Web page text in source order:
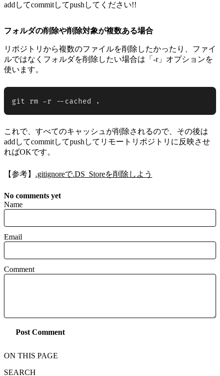
addしてcommitしてpushしてください!!
フォルダの削除や削除対象が複数ある場合
リポジトリから複数のファイルを削除したかったり、ファイ
ルではなくフォルダを削除したい場合は「-r」オプションを
使います。
git rm -r --cached .
これで、すべてのキャッシュが削除されるので、その後は
addしてcommitしてpushしてリモートリポジトリに反映させ
ればOKです。
【参考】 .gitignoreで.DS_Storeを削除しよう
No comments yet
Name
Email
Comment
Post Comment
ON THIS PAGE
SEARCH